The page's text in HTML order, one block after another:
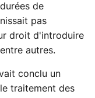
de
pas
droit d'introduire
autres.
conclu un
traitement des